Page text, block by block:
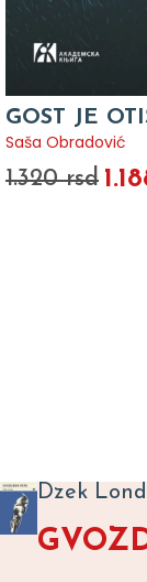
GOST JE
Saša Obradović
1.320 rsd
Dzek